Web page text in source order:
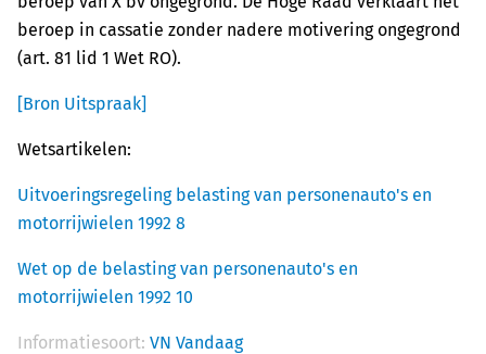
beroep in cassatie zonder nadere motivering ongegrond
(art. 81 lid 1 Wet RO).
[Bron Uitspraak]
Wetsartikelen:
Uitvoeringsregeling belasting van personenauto's en
motorrijwielen 1992 8
Wet op de belasting van personenauto's en
motorrijwielen 1992 10
Informatiesoort: VN Vandaag